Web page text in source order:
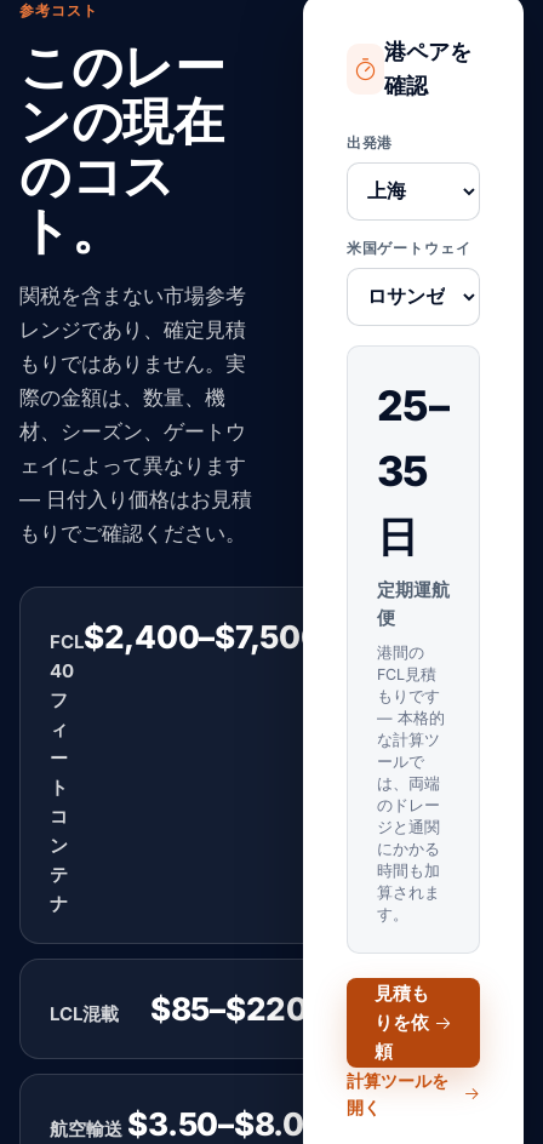
参考コスト
このレー
ンの現在
のコス
ト。
関税を含まない市場参考
レンジであり、確定見積
もりではありません。実
際の金額は、数量、機
材、シーズン、ゲートウ
ェイによって異なります
— 日付入り価格はお見積
もりでご確認ください。
FCL
40
フ
ィ
ー
ト
コ
ン
テ
ナ
$2,400–$7,500 1本あたり
LCL混載 $85–$220 CBMあたり
航空輸送 $3.50–$8.00
港ペアを
確認
出発港
米国ゲートウェイ
25–
35
日
定期運航
便
港間の
FCL見積
もりです
— 本格的
な計算ツ
ールで
は、両端
のドレー
ジと通関
にかかる
時間も加
算されま
す。
見積も
りを依
頼
計算ツールを
開く